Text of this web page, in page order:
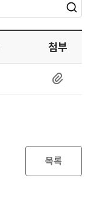
검
첨부
첨
목록